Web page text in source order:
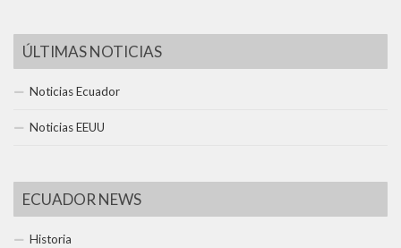
ÚLTIMAS NOTICIAS
Noticias Ecuador
Noticias EEUU
ECUADOR NEWS
Historia